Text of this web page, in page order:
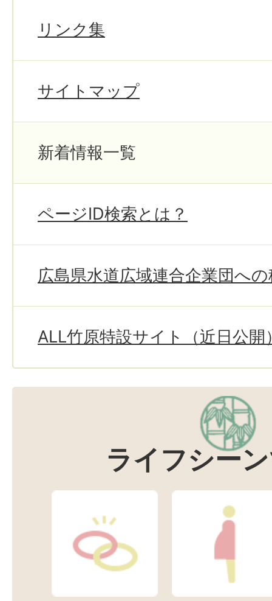
リンク集
サイトマップ
新着情報一覧
ページID検索とは？
広島県水道広域連合企業団へ
ALL竹原特設サイト（近日公開
ライフシー